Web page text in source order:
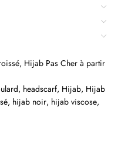
, Hijab Pas Cher à partir
, headscarf, Hijab, Hijab
, hijab noir, hijab viscose,